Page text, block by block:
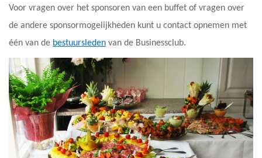
Voor vragen over het sponsoren van een buffet of vragen over
de andere sponsormogelijkheden kunt u contact opnemen met
één van de bestuursleden van de Businessclub.